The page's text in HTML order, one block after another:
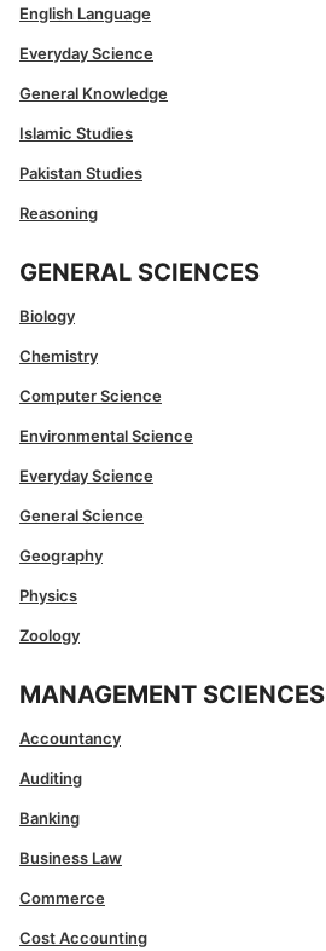
English Language
Everyday Science
General Knowledge
Islamic Studies
Pakistan Studies
Reasoning
GENERAL SCIENCES
Biology
Chemistry
Computer Science
Environmental Science
Everyday Science
General Science
Geography
Physics
Zoology
MANAGEMENT SCIENCES
Accountancy
Auditing
Banking
Business Law
Commerce
Cost Accounting